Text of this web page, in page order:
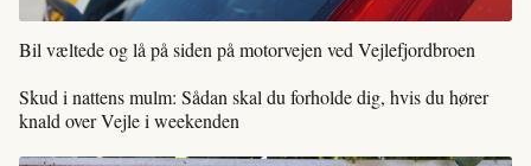
Bil væltede og lå på siden på motorvejen ved Vejlefjordbroen
Skud i nattens mulm: Sådan skal du forholde dig, hvis du hører
knald over Vejle i weekenden